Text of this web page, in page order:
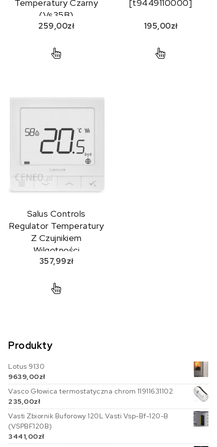
Temperatury Czarny
(Vs35B)
259,00zł
[t9449110000]
195,00zł
Salus Controls
Regulator Temperatury
Z Czujnikiem
Wilgotności
Akumulatorowy
357,99zł
Produkty
Lotus 9130
9639,00zł
Vasco Głowica termostatyczna chrom 11911631102
235,00zł
Vasti Zbiornik Buforowy 120L Vasti Vsp-Bf-120-B
(VSPBF120B)
3441,00zł